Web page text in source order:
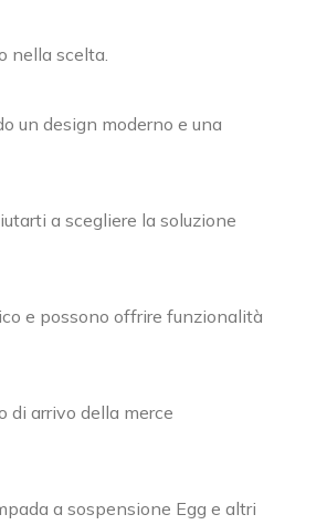
nella scelta.
un design moderno e una
a scegliere la soluzione
e possono offrire funzionalità
di arrivo della merce
a sospensione Egg e altri